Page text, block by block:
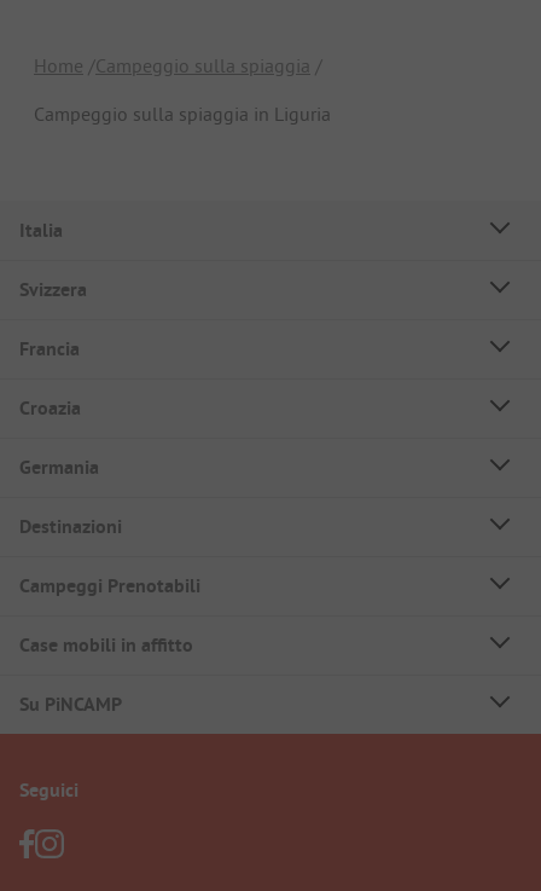
Home Campeggio sulla spiaggia
Campeggio sulla spiaggia in Liguria
Italia
Svizzera
Francia
Croazia
Germania
Destinazioni
Campeggi Prenotabili
Case mobili in affitto
Su PiNCAMP
Seguici